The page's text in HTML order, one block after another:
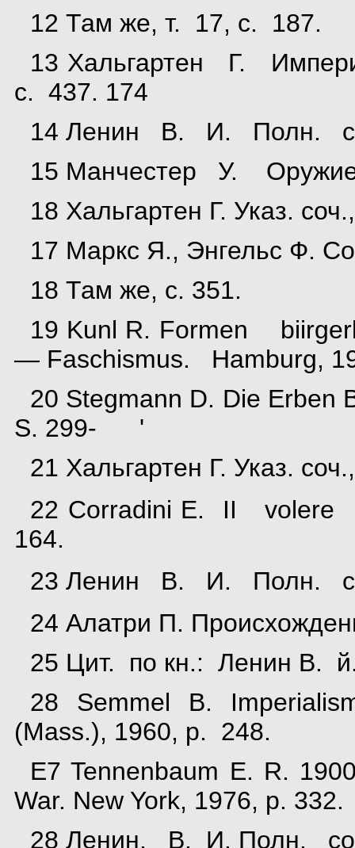
12 Там же, т. 17, с. 187.
13 Хальгартен Г.
с. 437. 174
14 Ленин В. И. Полн.
15 Манчестер У.
18 Хальгартен Г. Указ.
17 Маркс Я., Энгельс Ф.
18 Там же, с. 351.
19 Kunl R. Formen
— Faschismus. Hamburg,
20 Stegmann D. Die Erben
S. 299- '
21 Хальгартен Г. Указ.
22 Corradini E. II
164.
23 Ленин В. И. Полн.
24 Алатри П.
25 Цит. по кн.: Ленин В.
28 Semmel В.
(Mass.), 1960, p. 248.
E7 Tennenbaum E. R.
War. New York, 1976, p. 332.
28 Ленин. В. И. Полн.